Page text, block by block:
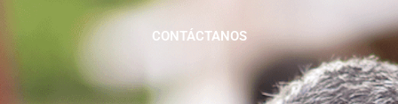
CONTÁCTANOS